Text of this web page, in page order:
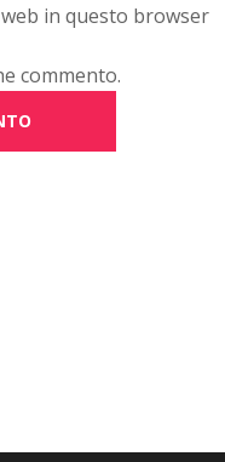
in questo browser
commento.